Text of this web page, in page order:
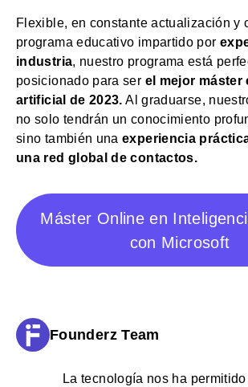
Flexible, en constante actualización y
programa educativo impartido por
industria, nuestro programa está
posicionado para ser el mejor máster
artificial de 2023. Al graduarse,
no solo tendrán un conocimiento
sino también unaexperiencia
una red global de contactos.
Máster Online en
con Microsoft
Founderz Team
La tecnología nos ha